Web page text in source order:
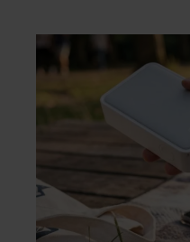
aan herinneringen
samen en werd